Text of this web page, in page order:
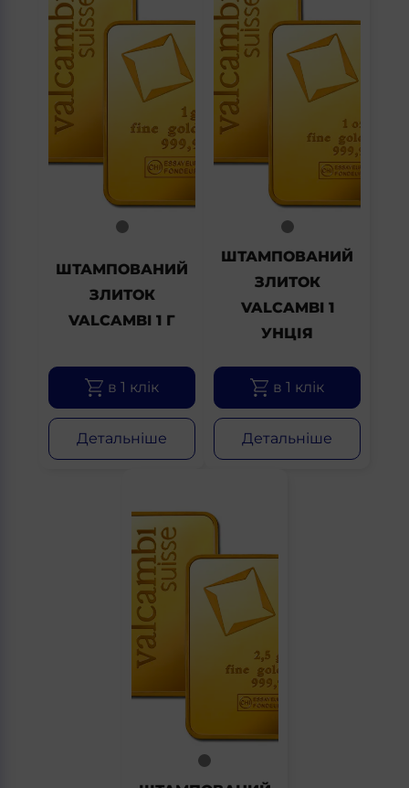
ШТАМПОВАНИЙ
ЗЛИТОК
VALCAMBI 1 Г
в 1 клік
Детальніше
ШТАМПОВАНИЙ
ЗЛИТОК
VALCAMBI 1
УНЦІЯ
в 1 клік
Детальніше